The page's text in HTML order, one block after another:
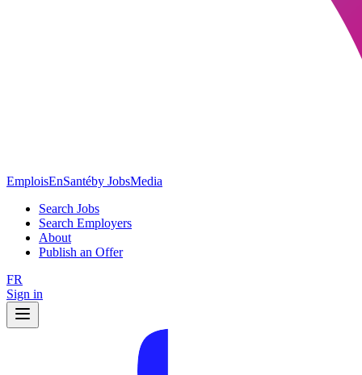
EmploisEnSantéby JobsMedia
Search Jobs
Search Employers
About
Publish an Offer
FR
Sign in